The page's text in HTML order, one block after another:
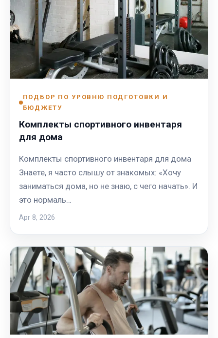
ПОДБОР ПО УРОВНЮ ПОДГОТОВКИ И
БЮДЖЕТУ
Комплекты спортивного инвентаря
для дома
Комплекты спортивного инвентаря для дома
Знаете, я часто слышу от знакомых: «Хочу
заниматься дома, но не знаю, с чего начать». И
это нормаль…
Apr 8, 2026